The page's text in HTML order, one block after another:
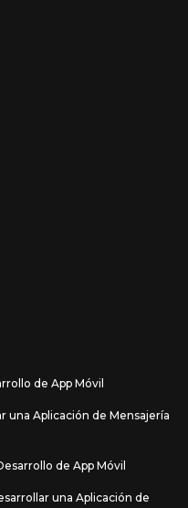
de App Móvil
una Aplicación de Mensajería
de App Móvil
una Aplicación de